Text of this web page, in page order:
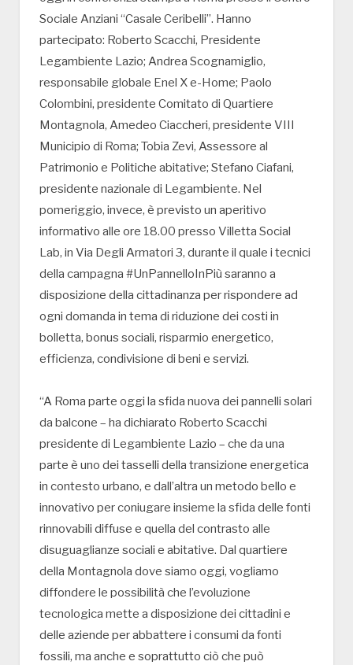
Sociale Anziani “Casale Ceribelli”. Hanno
partecipato: Roberto Scacchi, Presidente
Legambiente Lazio; Andrea Scognamiglio,
responsabile globale Enel X e-Home; Paolo
Colombini, presidente Comitato di Quartiere
Montagnola, Amedeo Ciaccheri, presidente VIII
Municipio di Roma; Tobia Zevi, Assessore al
Patrimonio e Politiche abitative; Stefano Ciafani,
presidente nazionale di Legambiente. Nel
pomeriggio, invece, è previsto un aperitivo
informativo alle ore 18.00 presso Villetta Social
Lab, in Via Degli Armatori 3, durante il quale i tecnici
della campagna #UnPannelloInPiù saranno a
disposizione della cittadinanza per rispondere ad
ogni domanda in tema di riduzione dei costi in
bolletta, bonus sociali, risparmio energetico,
efficienza, condivisione di beni e servizi.
“A Roma parte oggi la sfida nuova dei pannelli solari
da balcone – ha dichiarato Roberto Scacchi
presidente di Legambiente Lazio – che da una
parte è uno dei tasselli della transizione energetica
in contesto urbano, e dall’altra un metodo bello e
innovativo per coniugare insieme la sfida delle fonti
rinnovabili diffuse e quella del contrasto alle
disuguaglianze sociali e abitative. Dal quartiere
della Montagnola dove siamo oggi, vogliamo
diffondere le possibilità che l’evoluzione
tecnologica mette a disposizione dei cittadini e
delle aziende per abbattere i consumi da fonti
fossili, ma anche e soprattutto ciò che può